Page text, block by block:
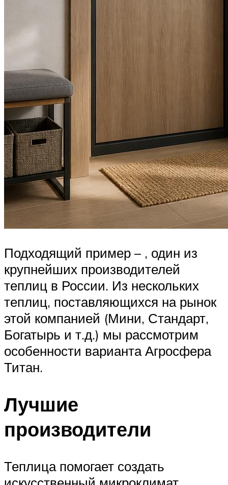
Подходящий пример – , один из
крупнейших производителей
теплиц в России. Из нескольких
теплиц, поставляющихся на рынок
этой компанией (Мини, Стандарт,
Богатырь и т.д.) мы рассмотрим
особенности варианта Агросфера
Титан.
Лучшие
производители
Теплица помогает создать